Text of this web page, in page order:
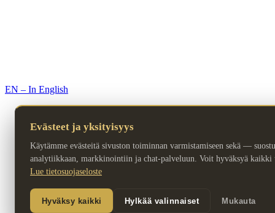
EN – In English
Evästeet ja yksityisyys
Käytämme evästeitä sivuston toiminnan varmistamiseen sekä —
analytiikkaan, markkinointiin ja chat-palveluun. Voit hyväksyä kaikki
Lue tietosuojaseloste
Hyväksy kaikki Hylkää valinnaiset Mukauta